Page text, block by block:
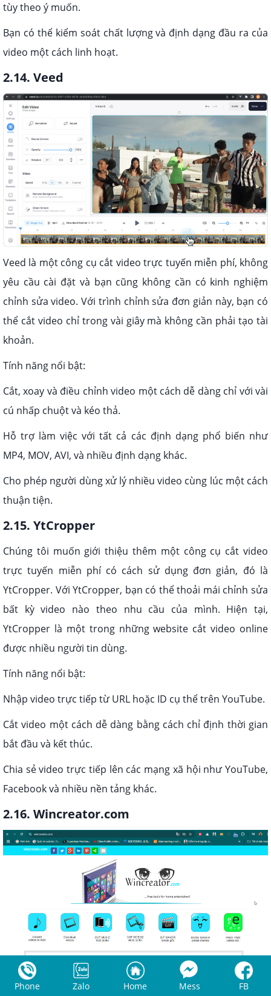
tùy theo ý muốn.
Bạn có thể kiểm soát chất lượng và định dạng đầu ra của
video một cách linh hoạt.
2.14. Veed
Veed là một công cụ cắt video trực tuyến miễn phí, không
yêu cầu cài đặt và bạn cũng không cần có kinh nghiệm
chỉnh sửa video. Với trình chỉnh sửa đơn giản này, bạn có
thể cắt video chỉ trong vài giây mà không cần phải tạo tài
khoản.
Tính năng nổi bật:
Cắt, xoay và điều chỉnh video một cách dễ dàng chỉ với vài
cú nhấp chuột và kéo thả.
Hỗ trợ làm việc với tất cả các định dạng phổ biến như
MP4, MOV, AVI, và nhiều định dạng khác.
Cho phép người dùng xử lý nhiều video cùng lúc một cách
thuận tiện.
2.15. YtCropper
Chúng tôi muốn giới thiệu thêm một công cụ cắt video
trực tuyến miễn phí có cách sử dụng đơn giản, đó là
YtCropper. Với YtCropper, bạn có thể thoải mái chỉnh sửa
bất kỳ video nào theo nhu cầu của mình. Hiện tại,
YtCropper là một trong những website cắt video online
được nhiều người tin dùng.
Tính năng nổi bật:
Nhập video trực tiếp từ URL hoặc ID cụ thể trên YouTube.
Cắt video một cách dễ dàng bằng cách chỉ định thời gian
bắt đầu và kết thúc.
Chia sẻ video trực tiếp lên các mạng xã hội như YouTube,
Facebook và nhiều nền tảng khác.
2.16. Wincreator.com
Phone Zalo Home Mess FB